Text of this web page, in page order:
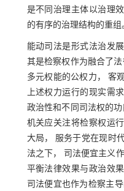
是不同治理主体以治理
的有序的治理结构的重组
能动司法是形式法治发
其是检察权作为融合了
多元权能的公权力， 客
上述权力运行的现实需
政治性和不同司法权的
机关应关注将检察权运
大局， 服务于党在现时
法之下， 司法便宜主义
平衡法律效果与政治效
司法便宜也作为检察主